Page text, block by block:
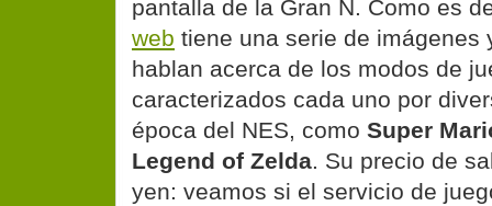
pantalla de la Gran N. Como es
web tiene una serie de imágenes
hablan acerca de los modos de
caracterizados cada uno por
época del NES, como Super
Legend of Zelda. Su precio de
yen: veamos si el servicio de